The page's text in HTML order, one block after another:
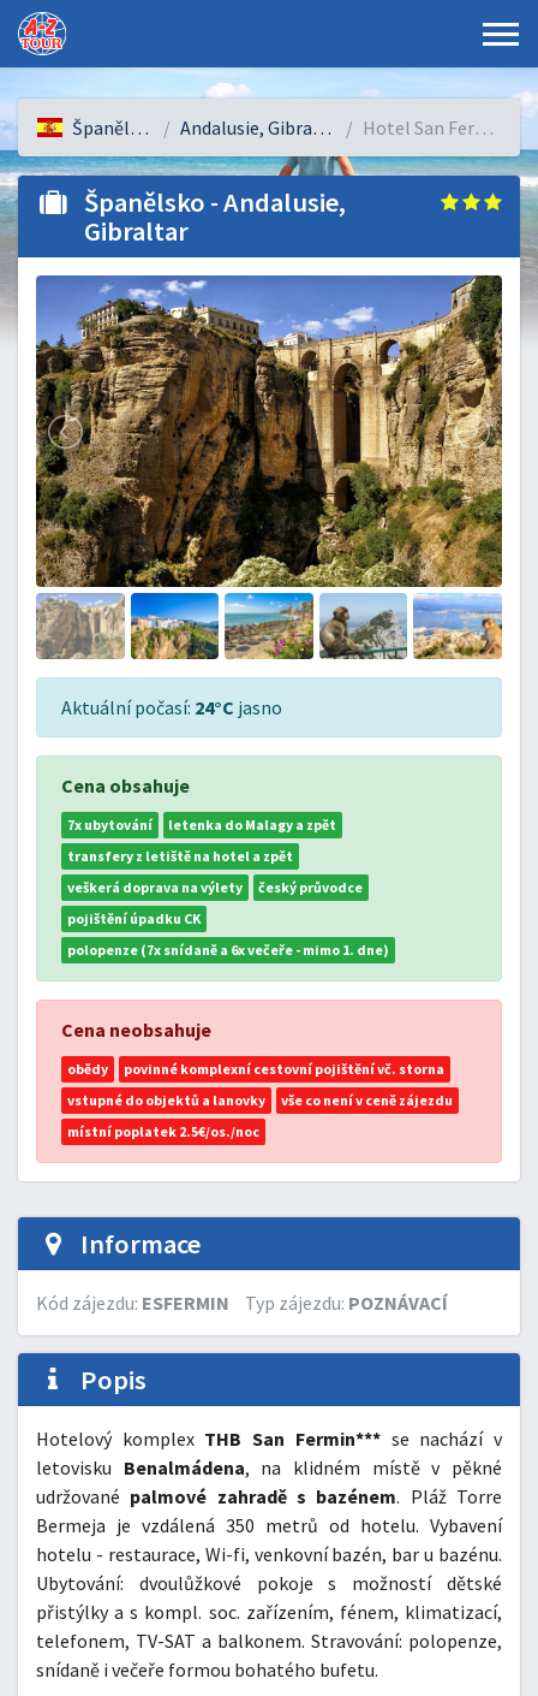
Španělsko Andalusie, Gibraltar Hotel San Fermín
Španělsko - Andalusie,
Gibraltar
Aktuální počasí: 24°C jasno
Cena obsahuje
7x ubytování
letenka do Malagy a zpět
transfery z letiště na hotel a zpět
veškerá doprava na výlety
český průvodce
pojištění úpadku CK
polopenze (7x snídaně a 6x večeře - mimo 1. dne)
Cena neobsahuje
obědy
povinné komplexní cestovní pojištění vč. storna
vstupné do objektů a lanovky
vše co není v ceně zájezdu
místní poplatek 2.5€/os./noc
Informace
Kód zájezdu: ESFERMIN Typ zájezdu: POZNÁVACÍ
Popis
Hotelový komplex THB San Fermin***se nachází v
letovisku Benalmádena, na klidném místě v pěkné
udržované palmové zahradě s bazénem. Pláž Torre
Bermeja je vzdálená 350 metrů od hotelu. Vybavení
hotelu - restaurace, Wi-fi, venkovní bazén, bar u bazénu.
Ubytování: dvoulůžkové pokoje s možností dětské
přistýlky a s kompl. soc. zařízením, fénem, klimatizací,
telefonem, TV-SAT a balkonem. Stravování: polopenze,
snídaně i večeře formou bohatého bufetu.